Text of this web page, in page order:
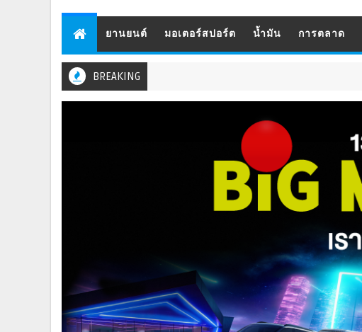
ยานยนต์ มอเตอร์สปอร์ต น้ำมัน การตลาด
BREAKING